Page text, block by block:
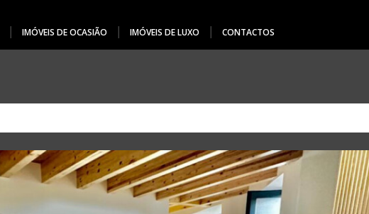
IMÓVEIS DE OCASIÃO IMÓVEIS DE LUXO CONTACTOS